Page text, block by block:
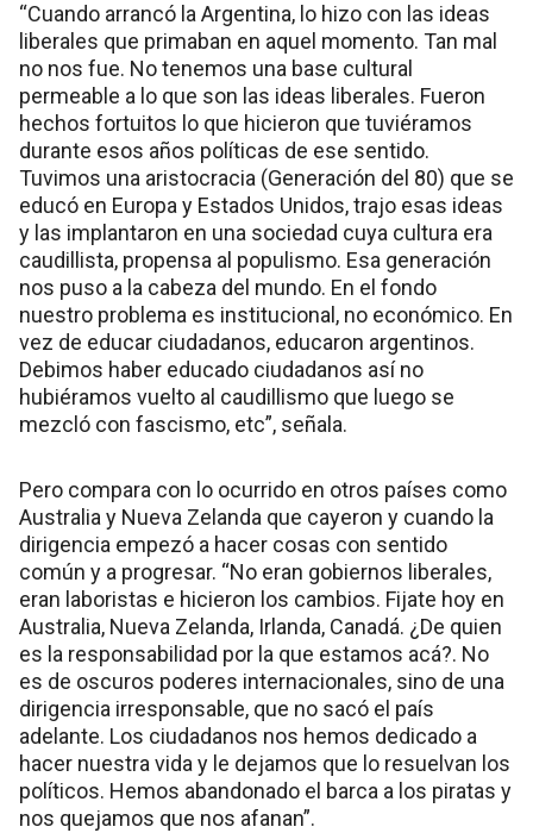
“Cuando arrancó la Argentina, lo hizo con las ideas
liberales que primaban en aquel momento. Tan mal
no nos fue. No tenemos una base cultural
permeable a lo que son las ideas liberales. Fueron
hechos fortuitos lo que hicieron que tuviéramos
durante esos años políticas de ese sentido.
Tuvimos una aristocracia (Generación del 80) que se
educó en Europa y Estados Unidos, trajo esas ideas
y las implantaron en una sociedad cuya cultura era
caudillista, propensa al populismo. Esa generación
nos puso a la cabeza del mundo. En el fondo
nuestro problema es institucional, no económico. En
vez de educar ciudadanos, educaron argentinos.
Debimos haber educado ciudadanos así no
hubiéramos vuelto al caudillismo que luego se
mezcló con fascismo, etc”, señala.
Pero compara con lo ocurrido en otros países como
Australia y Nueva Zelanda que cayeron y cuando la
dirigencia empezó a hacer cosas con sentido
común y a progresar. “No eran gobiernos liberales,
eran laboristas e hicieron los cambios. Fijate hoy en
Australia, Nueva Zelanda, Irlanda, Canadá. ¿De quien
es la responsabilidad por la que estamos acá?. No
es de oscuros poderes internacionales, sino de una
dirigencia irresponsable, que no sacó el país
adelante. Los ciudadanos nos hemos dedicado a
hacer nuestra vida y le dejamos que lo resuelvan los
políticos. Hemos abandonado el barca a los piratas y
nos quejamos que nos afanan”.